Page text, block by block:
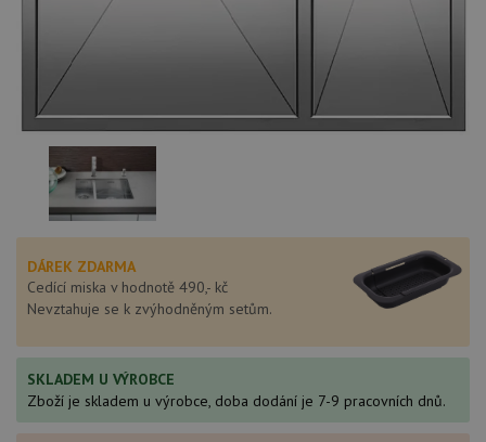
DÁREK ZDARMA
Cedící miska v hodnotě 490,- kč
Nevztahuje se k zvýhodněným setům.
SKLADEM U VÝROBCE
Zboží je skladem u výrobce, doba dodání je 7-9 pracovních dnů.